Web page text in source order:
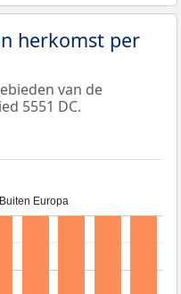
herkomst per
van de
5551 DC.
Buiten Europa